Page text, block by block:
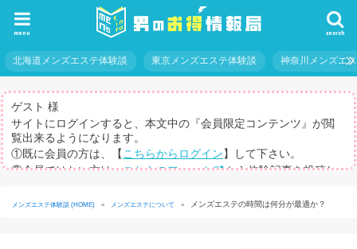
search
menu
北海道メンズエステ体験談 東京メンズエステ体験談 神奈川メンズエ
ゲスト 様
サイトにログインすると、本文中の『会員限定コンテンツ』が閲
覧出来るようになります。
①既に会員の方は、【 こちらからログイン 】して下さい。
②会員ではない方は、こちらのフォーム
から体験記事を投稿し
※体験記事が書けない方や、すべての記事を閲覧したい方のため
メンズエステ体験談 (HOME) » メンズエステについて » メンズエステの時間は何分が最適か？